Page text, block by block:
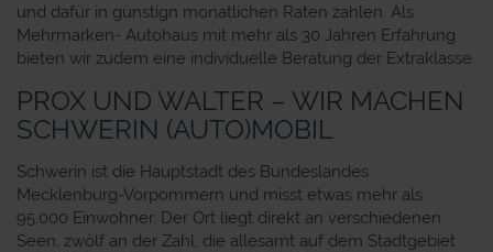
und dafür in günstign monatlichen Raten zahlen. Als
Mehrmarken- Autohaus mit mehr als 30 Jahren Erfahrung
bieten wir zudem eine individuelle Beratung der Extraklasse.
PROX UND WALTER – WIR MACHEN
SCHWERIN (AUTO)MOBIL
Schwerin ist die Hauptstadt des Bundeslandes
Mecklenburg-Vorpommern und misst etwas mehr als
95.000 Einwohner. Der Ort liegt direkt an verschiedenen
Seen, zwölf an der Zahl, die allesamt auf dem Stadtgebiet